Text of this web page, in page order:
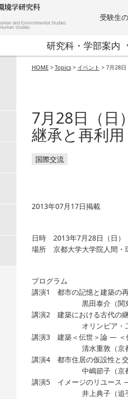
受験生
研究科・学部案内
HOME> Topics> イベント > 7月28
7月28日（日
継承と再利
国際交流
2013年07月17日掲載
日時 2013年7月28日（日）
場所 京都大学大学院人間
プログラム
講演1 都市の記憶と建築の
黒田泰介（関東学
講演2 建築における古代の
オリンピア・二リオ
講演3 建築＜伝世＞論 ― ＜
清水重敦（京都工
講演4 都市住居の仮設性と
中嶋節子（京都
講演5 イメージのリユース
井上典子（追手門